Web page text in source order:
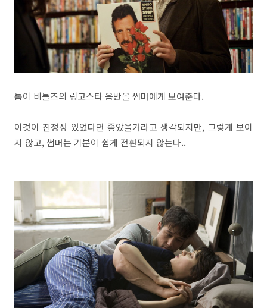
톰이 비틀즈의 링고스타 음반을 썸머에게 보여준다.
이것이 진정성 있었다면 좋았을거라고 생각되지만, 그렇게 보이
지 않고, 썸머는 기분이 쉽게 전환되지 않는다..